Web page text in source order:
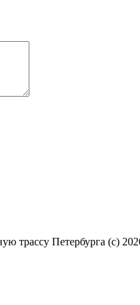
трассу Петербурга (c)